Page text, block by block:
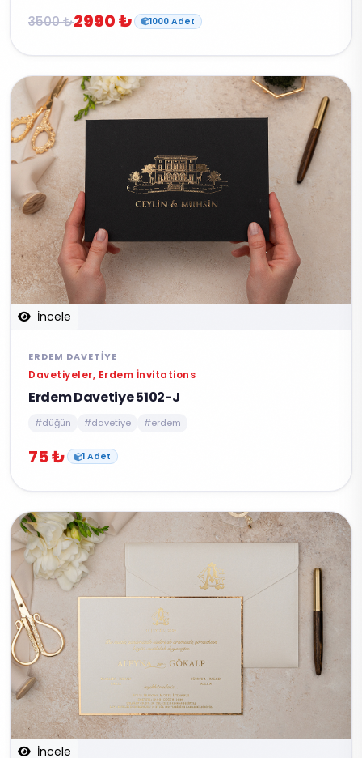
3500 ₺2990 ₺ 1000 Adet
İncele
ERDEM DAVETIYE
Davetiyeler, Erdem İnvitations
Erdem Davetiye 5102-J
#düğün #davetiye #erdem
75 ₺ 1 Adet
İncele